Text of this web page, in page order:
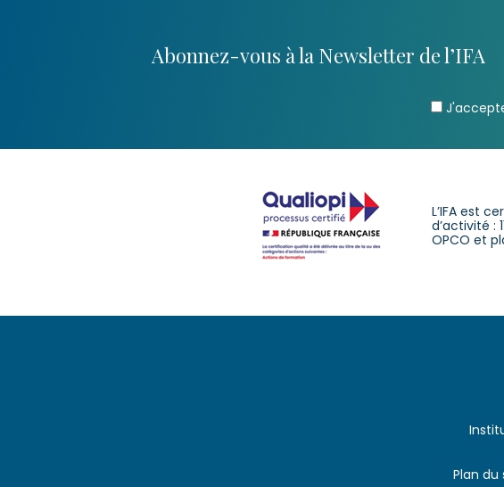
Abonnez-vous à la Newsletter de l’IFA
L’IFA est
d’activité :
OPCO et
Plan du